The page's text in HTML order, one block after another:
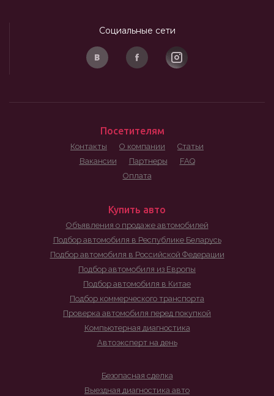
Социальные сети
Посетителям
Контакты О компании
Статьи
Вакансии
Партнеры
FAQ
Оплата
Купить авто
Объявления о продаже автомобилей
Подбор автомобиля в Республике Беларусь
Подбор автомобиля в Российской Федерации
Подбор автомобиля из Европы
Подбор автомобиля в Китае
Подбор коммерческого транспорта
Проверка автомобиля перед покупкой
Компьютерная диагностика
Автоэксперт на день
Безопасная сделка
Выездная диагностика авто